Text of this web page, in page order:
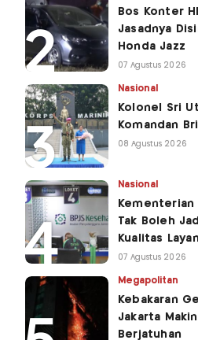
Bos Konter
Jasadnya
Honda Jazz
07 Agustus 2026
Nasional
Kolonel Sri
Komandan
08 Agustus 2026
Nasional
Kementerian
Tak Boleh
Kualitas
07 Agustus 2026
Megapolitan
Kebakaran
Jakarta
Berjatuhan